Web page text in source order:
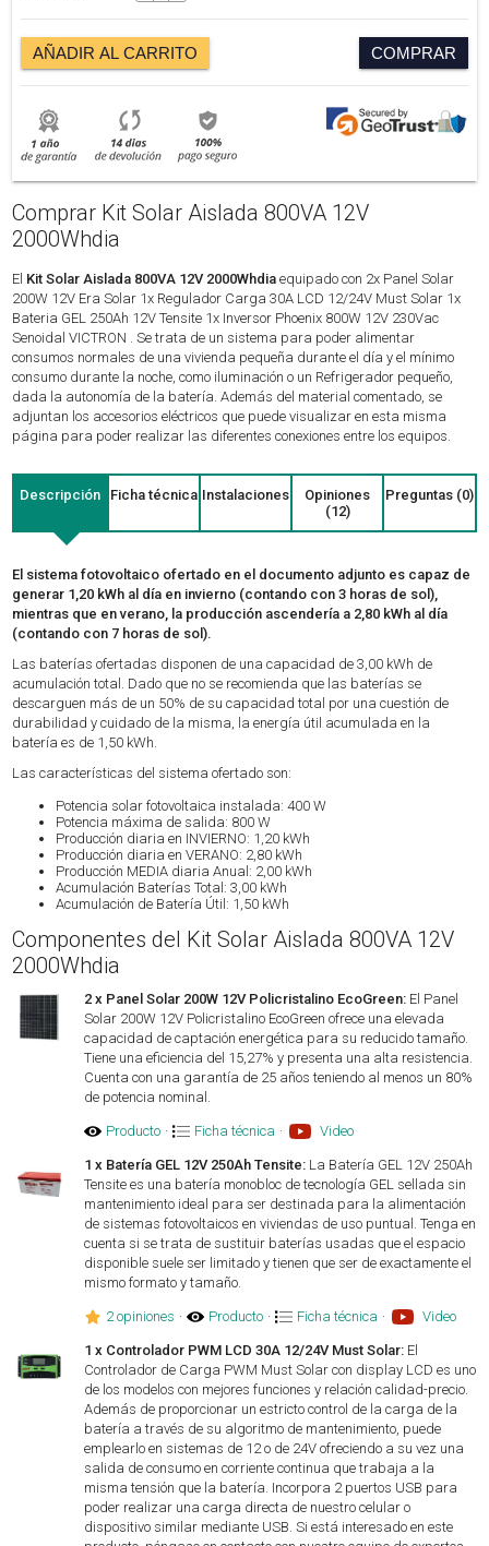
AÑADIR AL CARRITO COMPRAR
Comprar Kit Solar Aislada 800VA 12V
2000Whdia
El Kit Solar Aislada 800VA 12V 2000Whdia equipado con 2x Panel Solar
200W 12V Era Solar 1x Regulador Carga 30A LCD 12/24V Must Solar 1x
Bateria GEL 250Ah 12V Tensite 1x Inversor Phoenix 800W 12V 230Vac
Senoidal VICTRON . Se trata de un sistema para poder alimentar
consumos normales de una vivienda pequeña durante el día y el mínimo
consumo durante la noche, como iluminación o un Refrigerador pequeño,
dada la autonomía de la batería. Además del material comentado, se
adjuntan los accesorios eléctricos que puede visualizar en esta misma
página para poder realizar las diferentes conexiones entre los equipos.
Descripción Ficha técnica Instalaciones
Opiniones
(12)
Preguntas (0)
El sistema fotovoltaico ofertado en el documento adjunto es capaz de
generar 1,20 kWh al día en invierno (contando con 3 horas de sol),
mientras que en verano, la producción ascendería a 2,80 kWh al día
(contando con 7 horas de sol).
Las baterías ofertadas disponen de una capacidad de 3,00 kWh de
acumulación total. Dado que no se recomienda que las baterías se
descarguen más de un 50% de su capacidad total por una cuestión de
durabilidad y cuidado de la misma, la energía útil acumulada en la
batería es de 1,50 kWh.
Las características del sistema ofertado son:
Potencia solar fotovoltaica instalada: 400 W
Potencia máxima de salida: 800 W
Producción diaria en INVIERNO: 1,20 kWh
Producción diaria en VERANO: 2,80 kWh
Producción MEDIA diaria Anual: 2,00 kWh
Acumulación Baterías Total: 3,00 kWh
Acumulación de Batería Útil: 1,50 kWh
Componentes del Kit Solar Aislada 800VA 12V
2000Whdia
2 x Panel Solar 200W 12V Policristalino EcoGreen: El Panel
Solar 200W 12V Policristalino EcoGreen ofrece una elevada
capacidad de captación energética para su reducido tamaño.
Tiene una eficiencia del 15,27% y presenta una alta resistencia.
Cuenta con una garantía de 25 años teniendo al menos un 80%
de potencia nominal.
Producto · Ficha técnica · Video
1 x Batería GEL 12V 250Ah Tensite: La Batería GEL 12V 250Ah
Tensite es una batería monobloc de tecnología GEL sellada sin
mantenimiento ideal para ser destinada para la alimentación
de sistemas fotovoltaicos en viviendas de uso puntual. Tenga en
cuenta si se trata de sustituir baterías usadas que el espacio
disponible suele ser limitado y tienen que ser de exactamente el
mismo formato y tamaño.
2 opiniones · Producto · Ficha técnica · Video
1 x Controlador PWM LCD 30A 12/24V Must Solar: El
Controlador de Carga PWM Must Solar con display LCD es uno
de los modelos con mejores funciones y relación calidad-precio.
Además de proporcionar un estricto control de la carga de la
batería a través de su algoritmo de mantenimiento, puede
emplearlo en sistemas de 12 o de 24V ofreciendo a su vez una
salida de consumo en corriente continua que trabaja a la
misma tensión que la batería. Incorpora 2 puertos USB para
poder realizar una carga directa de nuestro celular o
dispositivo similar mediante USB. Si está interesado en este